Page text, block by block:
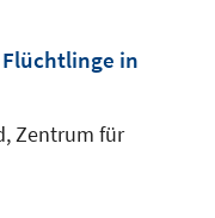
in
Zentrum für